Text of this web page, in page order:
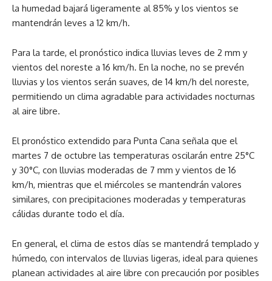
la humedad bajará ligeramente al 85% y los vientos se
mantendrán leves a 12 km/h.
Para la tarde, el pronóstico indica lluvias leves de 2 mm y
vientos del noreste a 16 km/h. En la noche, no se prevén
lluvias y los vientos serán suaves, de 14 km/h del noreste,
permitiendo un clima agradable para actividades nocturnas
al aire libre.
El pronóstico extendido para Punta Cana señala que el
martes 7 de octubre las temperaturas oscilarán entre 25°C
y 30°C, con lluvias moderadas de 7 mm y vientos de 16
km/h, mientras que el miércoles se mantendrán valores
similares, con precipitaciones moderadas y temperaturas
cálidas durante todo el día.
En general, el clima de estos días se mantendrá templado y
húmedo, con intervalos de lluvias ligeras, ideal para quienes
planean actividades al aire libre con precaución por posibles